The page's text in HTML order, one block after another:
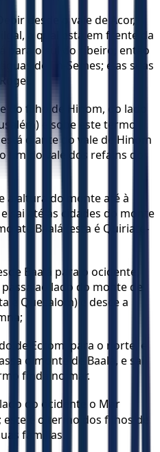
desde o vale de Acor,
a qual está em frente da
para o sul do ribeiro; então
de En-Semes; e as suas
do filho de Hinom, do lado
e sobe este termo
diante do vale de Hinom
fim do vale dos refains do
a altura do monte até à
sai até às cidades do monte
até Baalá (esta é Quiriate-
Baalá para o ocidente,
ao lado do monte de
é Quesalom) e desce a
de Ecrom, para o norte, e
o monte de Baalá, e sai
finda no mar.
do ocidente o Mar
é o termo dos filhos de
famílias.